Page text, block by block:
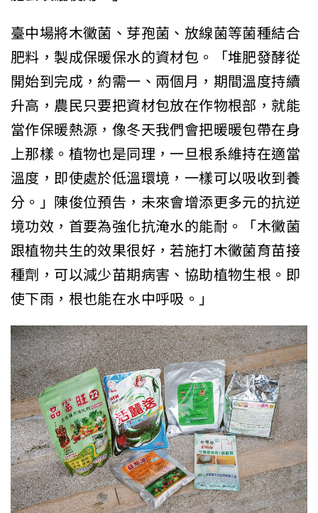
臺中場將木黴菌、芽孢菌、放線菌等菌種結合
肥料，製成保暖保水的資材包。「堆肥發酵從
開始到完成，約需一、兩個月，期間溫度持續
升高，農民只要把資材包放在作物根部，就能
當作保暖熱源，像冬天我們會把暖暖包帶在身
上那樣。植物也是同理，一旦根系維持在適當
溫度，即使處於低溫環境，一樣可以吸收到養
分。」陳俊位預告，未來會增添更多元的抗逆
境功效，首要為強化抗淹水的能耐。「木黴菌
跟植物共生的效果很好，若施打木黴菌育苗接
種劑，可以減少苗期病害、協助植物生根。即
使下雨，根也能在水中呼吸。」